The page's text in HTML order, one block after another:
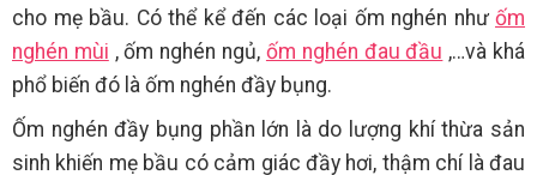
cho mẹ bầu. Có thể kể đến các loại ốm nghén như ốm
nghén mùi , ốm nghén ngủ, ốm nghén đau đầu ,…và khá
phổ biến đó là ốm nghén đầy bụng.
Ốm nghén đầy bụng phần lớn là do lượng khí thừa sản
sinh khiến mẹ bầu có cảm giác đầy hơi, thậm chí là đau